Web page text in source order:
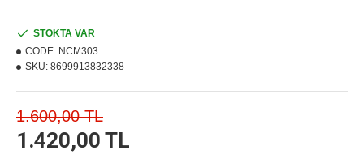
1.420,00 TL
1.600,00 TL
STOKTA VAR
CODE: NCM303
SKU: 8699913832338